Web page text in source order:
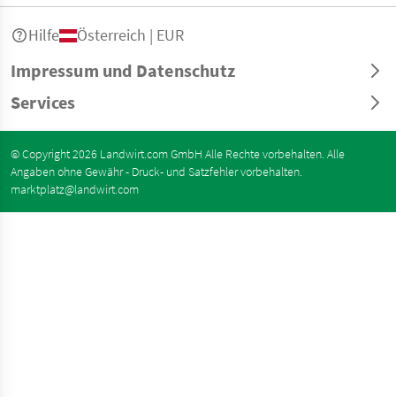
Impressum und Datenschutz
Services
Hilfe Österreich | EUR
© Copyright 2026 Landwirt.com GmbH Alle Rechte vorbehalten. Alle
Angaben ohne Gewähr - Druck- und Satzfehler vorbehalten.
marktplatz@landwirt.com